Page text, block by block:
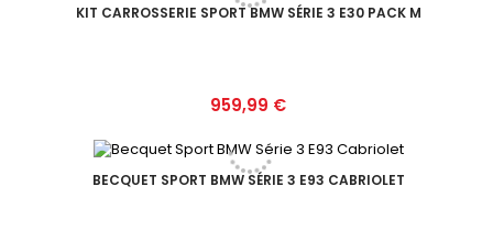
KIT CARROSSERIE SPORT BMW SÉRIE 3 E30 PACK M
Prix
959,99 €
BECQUET SPORT BMW SÉRIE 3 E93 CABRIOLET